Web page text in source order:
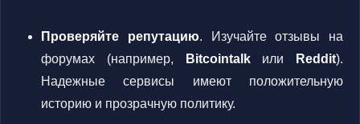
Проверяйте репутацию. Изучайте отзывы на
форумах (например,
Bitcointalkили Reddit).
Надежные сервисы имеют положительную
историю и прозрачную политику.